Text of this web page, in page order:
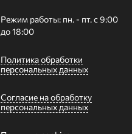
Режим работы: пн. - пт. с 9:00
до 18:00
Политика обработки
персональных данных
Согласие на обработку
персональных данных